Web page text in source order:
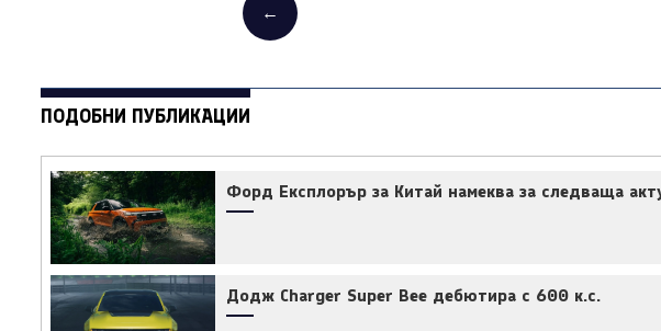
←
ПОДОБНИ ПУБЛИКАЦИИ
Форд Експлорър за Китай намеква за следваща
Додж Charger Super Bee дебютира с 600 к.с.